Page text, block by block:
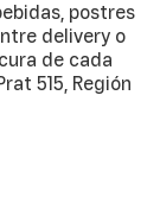
postres
delivery o
de cada
515, Región